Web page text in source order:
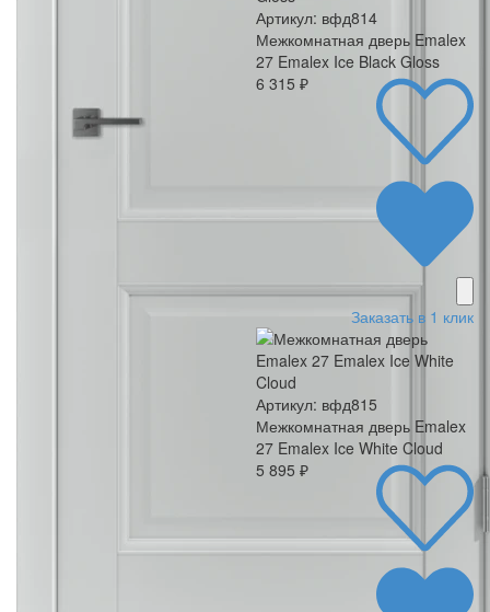
Артикул: вфд814
Межкомнатная дверь Emalex
27 Emalex Ice Black Gloss
6 315 ₽
Заказать в 1 клик
Артикул: вфд815
Межкомнатная дверь Emalex
27 Emalex Ice White Cloud
5 895 ₽